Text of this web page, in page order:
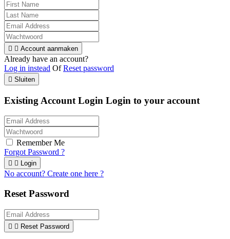
  Account aanmaken
Already have an account?
Log in instead OfReset password
 Sluiten
Existing Account Login Login to your account
Remember Me
Forgot Password ?
  Login
No account? Create one here ?
Reset Password
  Reset Password